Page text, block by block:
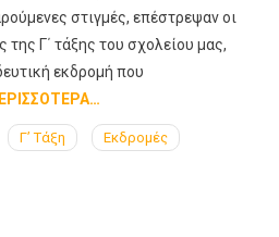
στιγμές, επέστρεψαν οι
της Γ΄ τάξης του σχολείου μας,
εκδρομή που
Γ’ Τάξη Εκδρομές